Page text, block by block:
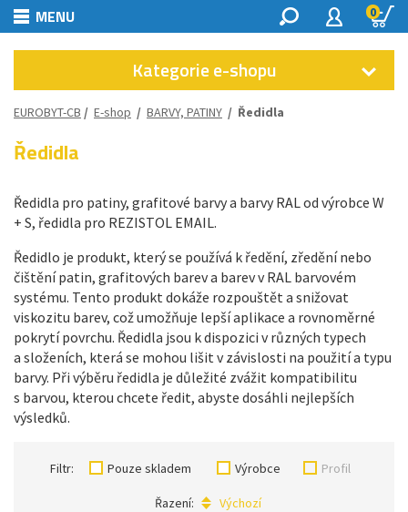
MENU 0
Kategorie e-shopu
EUROBYT-CB / E-shop / BARVY, PATINY / Ředidla
Ředidla
Ředidla pro patiny, grafitové barvy a barvy RAL od výrobce W
+ S, ředidla pro REZISTOL EMAIL.
Ředidlo je produkt, který se používá k ředění, zředění nebo
čištění patin, grafitových barev a barev v RAL barvovém
systému. Tento produkt dokáže rozpouštět a snižovat
viskozitu barev, což umožňuje lepší aplikace a rovnoměrné
pokrytí povrchu. Ředidla jsou k dispozici v různých typech
a složeních, která se mohou lišit v závislosti na použití a typu
barvy. Při výběru ředidla je důležité zvážit kompatibilitu
s barvou, kterou chcete ředit, abyste dosáhli nejlepších
výsledků.
Filtr: Pouze skladem Výrobce Profil
Řazení: Výchozí